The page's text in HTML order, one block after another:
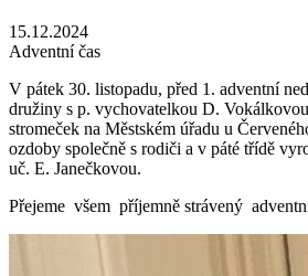
15.12.2024
Adventní čas
V pátek 30. listopadu, před 1. adventní
družiny s p. vychovatelkou D.
stromeček na Městském úřadu u
ozdoby společně s rodiči a v páté třídě
uč. E. Janečkovou.
Přejeme všem příjemně strávený